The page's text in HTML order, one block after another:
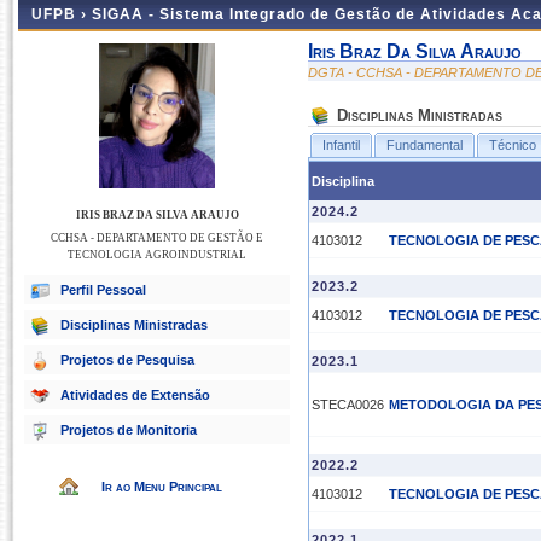
UFPB › SIGAA - Sistema Integrado de Gestão de Atividades
IRIS BRAZ DA SILVA ARAUJO
CCHSA - DEPARTAMENTO DE GESTÃO E
TECNOLOGIA AGROINDUSTRIAL
Perfil Pessoal
Disciplinas Ministradas
Projetos de Pesquisa
Atividades de Extensão
Projetos de Monitoria
Ir ao Menu Principal
Iris Braz Da Silva Araujo
DGTA - CCHSA - DEPARTAMENTO
Disciplinas Ministradas
Infantil Fundamental Técnico
Disciplina
2024.2
4103012
TECNOLOGIA DE
2023.2
4103012
TECNOLOGIA DE
2023.1
STECA0026 METODOLOGIA DA
2022.2
4103012
TECNOLOGIA DE